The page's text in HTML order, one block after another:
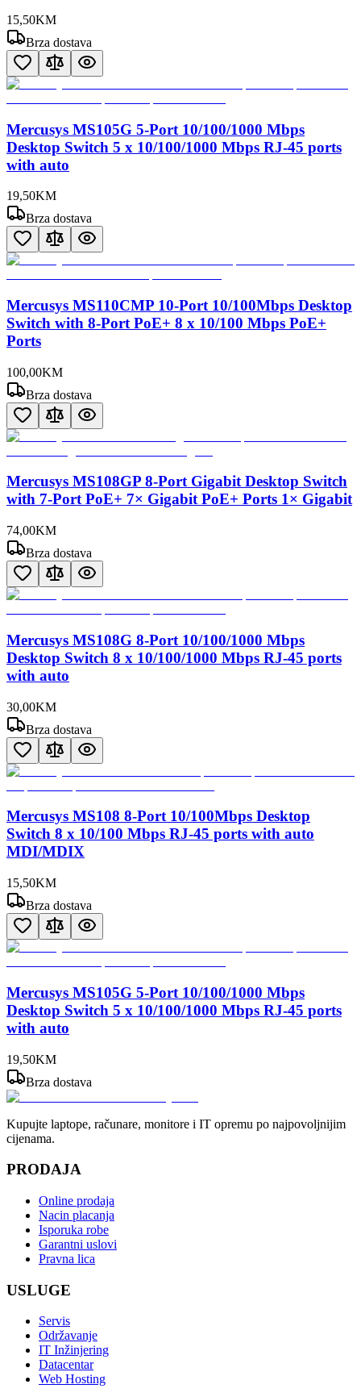
15,50KM
Brza dostava
Mercusys MS105G 5-Port 10/100/1000 Mbps
Desktop Switch 5 x 10/100/1000 Mbps RJ-45 ports
with auto
19,50KM
Brza dostava
Mercusys MS110CMP 10-Port 10/100Mbps Desktop
Switch with 8-Port PoE+ 8 x 10/100 Mbps PoE+
Ports
100,00KM
Brza dostava
Mercusys MS108GP 8-Port Gigabit Desktop Switch
with 7-Port PoE+ 7× Gigabit PoE+ Ports 1× Gigabit
74,00KM
Brza dostava
Mercusys MS108G 8-Port 10/100/1000 Mbps
Desktop Switch 8 x 10/100/1000 Mbps RJ-45 ports
with auto
30,00KM
Brza dostava
Mercusys MS108 8-Port 10/100Mbps Desktop
Switch 8 x 10/100 Mbps RJ-45 ports with auto
MDI/MDIX
15,50KM
Brza dostava
Mercusys MS105G 5-Port 10/100/1000 Mbps
Desktop Switch 5 x 10/100/1000 Mbps RJ-45 ports
with auto
19,50KM
Brza dostava
Kupujte laptope, računare, monitore i IT opremu po najpovoljnijim
cijenama.
PRODAJA
Online prodaja
Nacin placanja
Isporuka robe
Garantni uslovi
Pravna lica
USLUGE
Servis
Održavanje
IT Inžinjering
Datacentar
Web Hosting